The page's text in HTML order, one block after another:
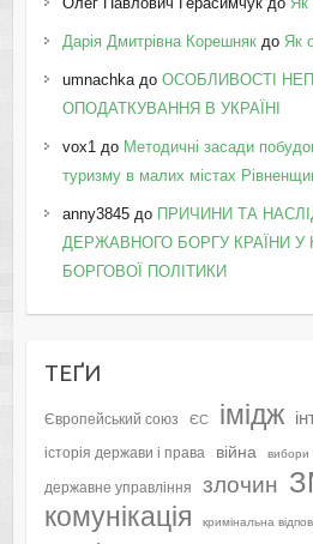
Дарія Дмитрівна Корешнякдо Як
umnachkaдо ОСОБЛИВОСТІ
ОПОДАТКУВАННЯ В УКРАЇНІ
vox1до Методичні засади
туризму в малих містах
anny3845до ПРИЧИНИ ТА
ДЕРЖАВНОГО БОРГУ КРАЇНИ У
БОРГОВОЇ ПОЛІТИКИ
ТЕҐИ
Європейський союз ЄС імідж
історія держави і права війна вибори
державне управління злочин
комунікація кримінальна